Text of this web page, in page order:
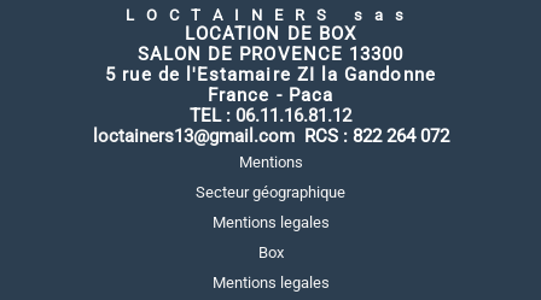
LOCTAINERS sas
LOCATION DE BOX
SALON DE PROVENCE 13300
5 rue de l'Estamaire ZI la Gandonne
France - Paca
TEL : 06.11.16.81.12
loctainers13@gmail.com RCS : 822 264 072
Mentions
Secteur géographique
Mentions legales
Box
Mentions legales